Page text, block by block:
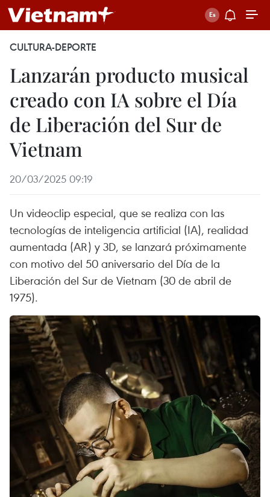
CULTURA-DEPORTE
Lanzarán producto musical
creado con IA sobre el Día
de Liberación del Sur de
Vietnam
20/03/2025 09:19
Un videoclip especial, que se realiza con las
tecnologías de inteligencia artificial (IA), realidad
aumentada (AR) y 3D, se lanzará próximamente
con motivo del 50 aniversario del Día de la
Liberación del Sur de Vietnam (30 de abril de
1975).